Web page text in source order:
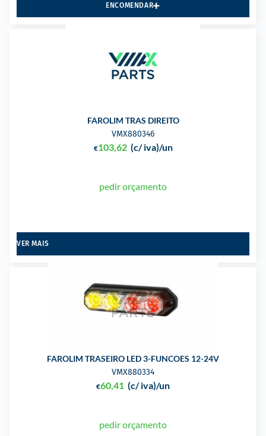
ENCOMENDAR
FAROLIM TRAS DIREITO
VMX880346
€103,62 (c/ iva)/un
pedir orçamento
VER MAIS
FAROLIM TRASEIRO LED 3-FUNCOES 12-24V
VMX880334
€60,41 (c/ iva)/un
pedir orçamento